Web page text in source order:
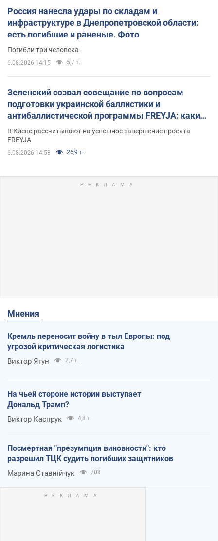
Россия нанесла удары по складам и
инфраструктуре в Днепропетровской области:
есть погибшие и раненые. Фото
Погибли три человека
6.08.2026 14:15 5,7 т.
Зеленский созвал совещание по вопросам
подготовки украинской баллистики и
антибаллистической программы FREYJA: какие
решения готовятся
В Киеве рассчитывают на успешное завершение проекта
FREYJA
6.08.2026 14:58 26,9 т.
Мнения
Кремль переносит войну в тыл Европы: под
угрозой критическая логистика
Виктор Ягун 2,7 т.
На чьей стороне истории выступает
Дональд Трамп?
Виктор Каспрук 4,3 т.
Посмертная "презумпция виновности": кто
разрешил ТЦК судить погибших защитников
Марина Ставнійчук 708